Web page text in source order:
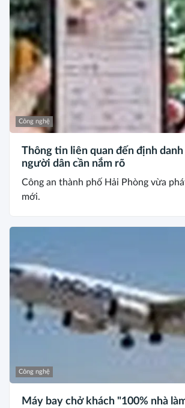
Công nghệ
Thông tin liên quan đến định
người dân cần nắm rõ
Công an thành phố Hải Phòng vừa
mới.
Công nghệ
Máy bay chở khách "100% nhà